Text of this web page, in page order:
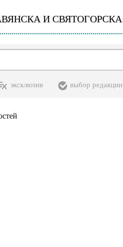
И
эксклюзив выбор редакции